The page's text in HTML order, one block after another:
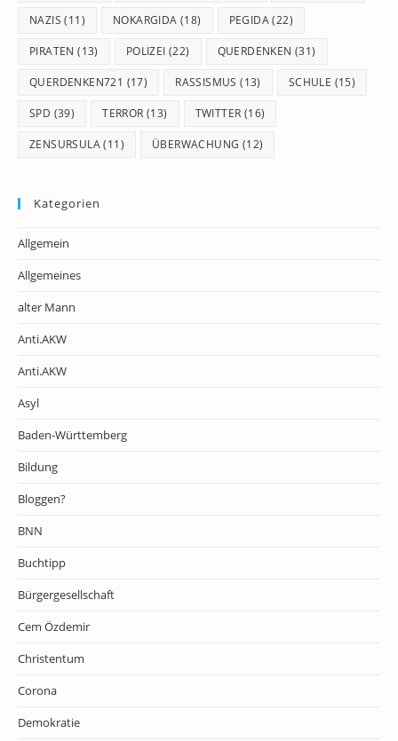
NAZIS (11) NOKARGIDA (18) PEGIDA(22)
PIRATEN (13) POLIZEI (22) QUERDENKEN (31)
QUERDENKEN721 (17) RASSISMUS (13) SCHULE (15)
SPD (39) TERROR (13) TWITTER (16)
ZENSURSULA(11) ÜBERWACHUNG (12)
Kategorien
Allgemein
Allgemeines
alter Mann
Anti.AKW
Anti.AKW
Asyl
Baden-Württemberg
Bildung
Bloggen?
BNN
Buchtipp
Bürgergesellschaft
Cem Özdemir
Christentum
Corona
Demokratie